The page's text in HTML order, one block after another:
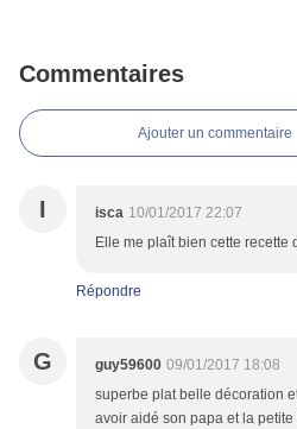
Commentaires
Ajouter un commentaire
I isca 10/01/2017 22:07
Elle me plaît bien cette
Répondre
G guy59600 09/01/2017 18:08
superbe plat belle décoration
avoir aidé son papa et la